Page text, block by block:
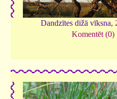
Dandzītes dižā vīksna,
Komentēt (0)